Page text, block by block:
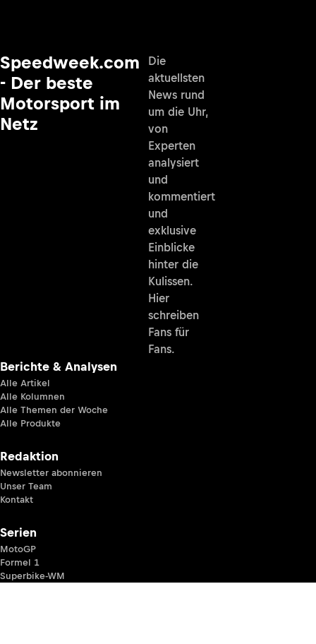
Speedweek.com
- Der beste
Motorsport im
Netz
Die
aktuellsten
News rund
um die Uhr,
von
Experten
analysiert
und
kommentiert
und
exklusive
Einblicke
hinter die
Kulissen.
Hier
schreiben
Fans für
Fans.
Berichte & Analysen
Alle Artikel
Alle Kolumnen
Alle Themen der Woche
Alle Produkte
Redaktion
Newsletter abonnieren
Unser Team
Kontakt
Serien
MotoGP
Formel 1
Superbike-WM